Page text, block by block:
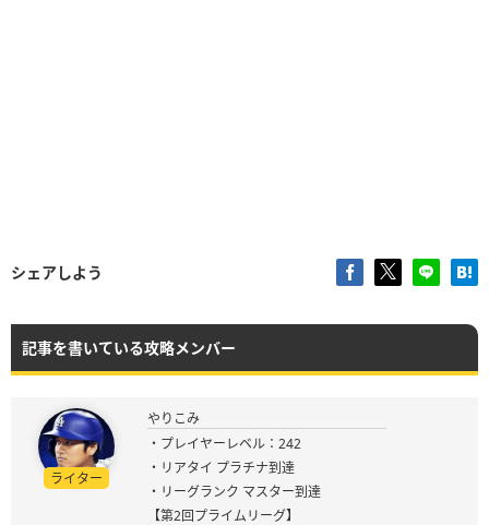
シェアしよう
記事を書いている攻略メンバー
ライター
やりこみ
・プレイヤーレベル：242
・リアタイ プラチナ到達
・リーグランク マスター到達
【第2回プライムリーグ】